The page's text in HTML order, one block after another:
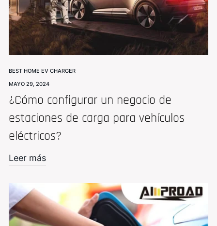
BEST HOME EV CHARGER
MAYO 29, 2024
¿Cómo configurar un negocio de
estaciones de carga para vehículos
eléctricos?
Leer más